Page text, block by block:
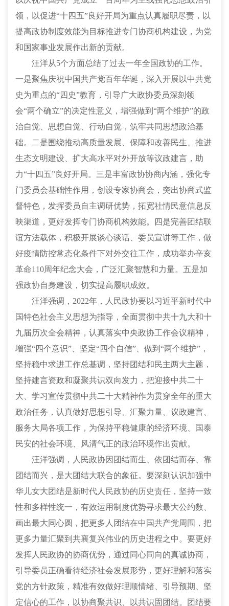
领，以促进“十四五”良好开局为重点认真履职尽责，以
提高政协制度效能为目标推进专门协商机构建设，为党
和国家事业发展作出新的贡献。
汪洋从5个方面总结了过去一年全国政协的工作。
一是聚焦庆祝中国共产党百年华诞，深入开展以中共党
史为重点的“四史”教育，引导广大政协委员深刻领
会“两个确立”的决定性意义，增强做到“两个维护”的政
治自觉、思想自觉、行动自觉，筑牢共同思想政治基
础。二是围绕推动高质量发展、保障和改善民生、推进
生态文明建设、扩大高水平对外开放等议政建言，助
力“十四五”良好开局。三是丰富政协协商内涵，强化专
门委员会基础性作用，创设专家协商会，突出协商式监
督特色，发挥委员自主调研优势，拓宽社情民意信息反
映渠道，更好发挥专门协商机构效能。四是完善团结联
谊方法载体，积极开展谈心谈话、委员宣讲等工作，做
好疫情防控常态化条件下对外交往工作，成功举办辛亥
革命110周年纪念大会，广泛汇聚智慧和力量。五是加
强政协自身建设，切实提高履职成效。
汪洋强调， 2022年，人民政协要以习近平新时代中
国特色社会主义思想为指导，全面贯彻中共十九大和十
九届历次全会精神，认真落实中央政协工作会议精神，
增强“四个意识”、坚定“四个自信”、做到“两个维护”，
坚持稳中求进工作总基调，坚持团结和民主两大主题，
坚持建言资政和凝聚共识双向发力，把迎接中共二十
大、学习宣传贯彻中共二十大精神作为贯穿全年的重大
政治任务，认真做好思想引导、汇聚力量、议政建言、
服务大局各项工作，为保持平稳健康的经济环境、国泰
民安的社会环境、风清气正的政治环境作出贡献。
汪洋强调，人民政协因团结而生、依团结而存、靠
团结而兴，是大团结大联合的象征。要深刻认识加强中
华儿女大团结是新时代人民政协的历史责任，坚持一致
性和多样性统一，有效运用制度优势寻求最大公约数、
画出最大同心圆，把更多人团结在中国共产党周围，把
更多力量汇聚到共襄复兴伟业的历史进程之中。要更好
发挥人民政协的协商优势，通过同心同向的真诚协商，
引导委员正确看待经济社会发展形势，更好理解和落实
党的方针政策，精准有效做好理顺情绪、引导预期、坚
定信心的工作，以协商聚共识、以共识固团结。团结要